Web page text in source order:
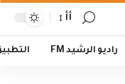
أأ
راديو الرشيد FM